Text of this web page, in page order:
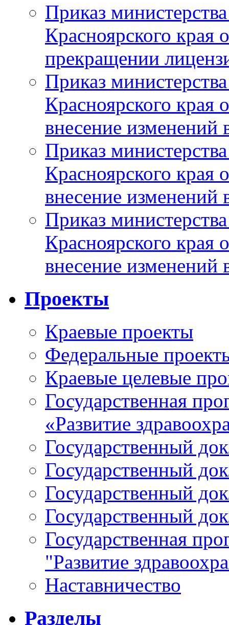
Приказ
Красноярского
прекращении
Приказ
Красноярского
внесение изменений
Приказ
Красноярского
внесение изменений
Приказ
Красноярского
внесение изменений
Проекты
Краевые проекты
Федеральные
Краевые целевые
Государственная
«Развитие
Государственный
Государственный
Государственный
Государственный
Государственная
"Развитие
Наставничество
Разделы